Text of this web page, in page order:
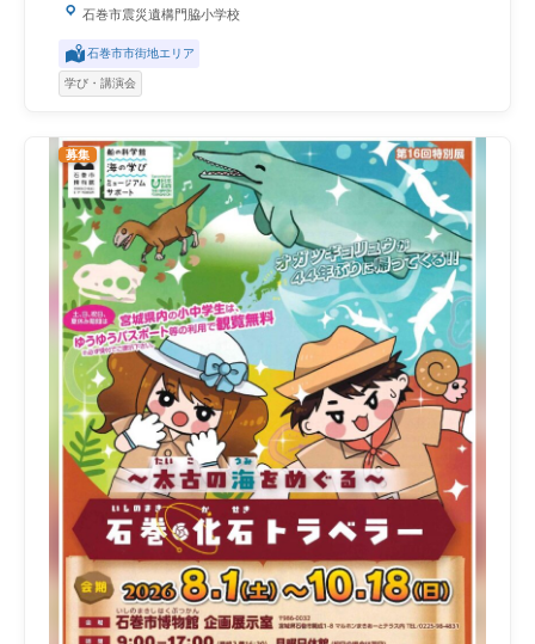
石巻市震災遺構門脇小学校
石巻市市街地エリア
学び・講演会
募集